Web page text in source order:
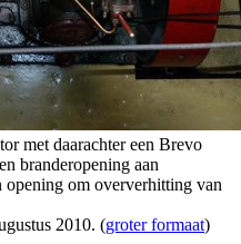
met daarachter een Brevo
branderopening aan
opening om oververhitting van
2010. (groter formaat)